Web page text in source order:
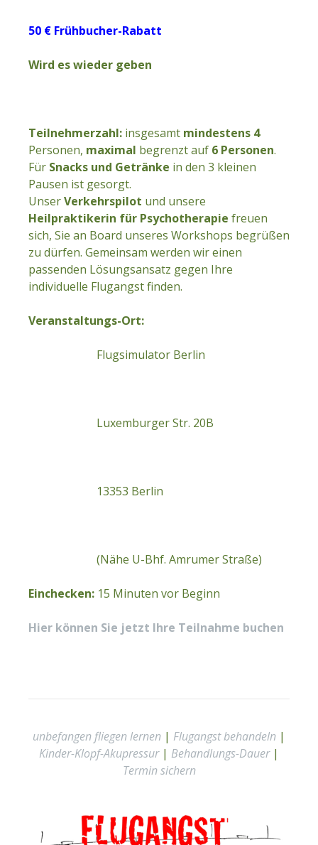
50 € Frühbucher-Rabatt
Wird es wieder geben
Teilnehmerzahl: insgesamt mindestens 4
Personen, maximal begrenzt auf 6 Personen.
Für Snacks und Getränke in den 3 kleinen
Pausen ist gesorgt.
UnserVerkehrspilot und unsere
Heilpraktikerin für Psychotherapie freuen
sich, Sie an Board unseres Workshops begrüßen
zu dürfen. Gemeinsam werden wir einen
passenden Lösungsansatz gegen Ihre
individuelle Flugangst finden.
Veranstaltungs-Ort:
Flugsimulator Berlin
Luxemburger Str. 20B
13353 Berlin
(Nähe U-Bhf. Amrumer Straße)
Einchecken: 15 Minuten vor Beginn
Hier können Sie jetzt Ihre Teilnahme buchen
unbefangen fliegen lernen | Flugangst behandeln |
Kinder-Klopf-Akupressur| Behandlungs-Dauer|
Termin sichern